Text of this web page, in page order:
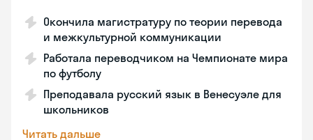
Окончила магистратуру по теории перевода
и межкультурной коммуникации
Работала переводчиком на Чемпионате мира
по футболу
Преподавала русский язык в Венесуэле для
школьников
Читать дальше